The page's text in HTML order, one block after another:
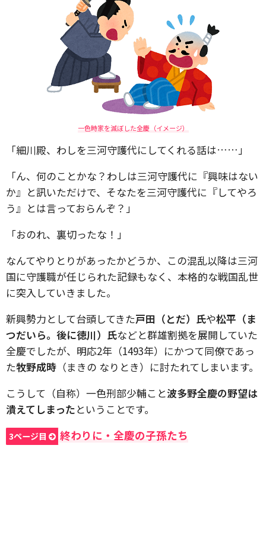
一色時家を滅ぼした全慶（イメージ）
「細川殿、わしを三河守護代にしてくれる話は……」
「ん、何のことかな？わしは三河守護代に『興味はない
か』と訊いただけで、そなたを三河守護代に『してやろ
う』とは言っておらんぞ？」
「おのれ、裏切ったな！」
なんてやりとりがあったかどうか、この混乱以降は三河
国に守護職が任じられた記録もなく、本格的な戦国乱世
に突入していきました。
新興勢力として台頭してきた戸田（とだ）氏や松平（ま
つだいら。後に徳川）氏などと群雄割拠を展開していた
全慶でしたが、明応2年（1493年）にかつて同僚であっ
た牧野成時 （まきの なりとき）に討たれてしまいます。
こうして（自称）一色刑部少輔こと波多野全慶の野望は
潰えてしまったということです。
3ページ目 終わりに・全慶の子孫たち